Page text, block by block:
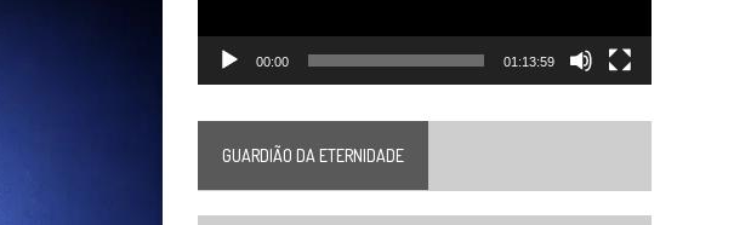
00:00 01:13:59
GUARDIÃO DA ETERNIDADE